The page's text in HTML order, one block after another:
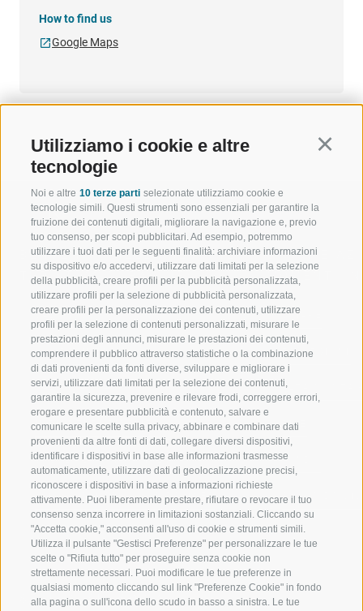
Utilizziamo i cookie e altre
tecnologie
Noi e altre 10 terze parti selezionate utilizziamo cookie e
tecnologie simili. Questi strumenti sono essenziali per garantire la
fruizione dei contenuti digitali, migliorare la navigazione e, previo
tuo consenso, per scopi pubblicitari. Ad esempio, potremmo
utilizzare i tuoi dati per le seguenti finalità: archiviare informazioni
su dispositivo e/o accedervi, utilizzare dati limitati per la selezione
della pubblicità, creare profili per la pubblicità personalizzata,
utilizzare profili per la selezione di pubblicità personalizzata,
creare profili per la personalizzazione dei contenuti, utilizzare
profili per la selezione di contenuti personalizzati, misurare le
prestazioni degli annunci, misurare le prestazioni dei contenuti,
comprendere il pubblico attraverso statistiche o la combinazione
di dati provenienti da fonti diverse, sviluppare e migliorare i
servizi, utilizzare dati limitati per la selezione dei contenuti,
garantire la sicurezza, prevenire e rilevare frodi, correggere errori,
erogare e presentare pubblicità e contenuto, salvare e
comunicare le scelte sulla privacy, abbinare e combinare dati
provenienti da altre fonti di dati, collegare diversi dispositivi,
identificare i dispositivi in base alle informazioni trasmesse
automaticamente, utilizzare dati di geolocalizzazione precisi,
riconoscere i dispositivi in base a informazioni richieste
attivamente. Puoi liberamente prestare, rifiutare o revocare il tuo
consenso senza incorrere in limitazioni sostanziali. Cliccando su
"Accetta cookie," acconsenti all'uso di cookie e strumenti simili.
Utilizza il pulsante "Gestisci Preferenze" per personalizzare le tue
scelte o "Rifiuta tutto" per proseguire senza cookie non
strettamente necessari. Puoi modificare le tue preferenze in
qualsiasi momento cliccando sul link "Preferenze Cookie" in fondo
alla pagina o sull'icona dello scudo in basso a sinistra. Le tue
How to find us
Google Maps
BENVENUTI NELLA REGIONE
TURISTICA DI RACINES
VAL GIOVO
VAL RACINES
VAL RIDANNA
IMPIANTI DI RISALITA
SCUOLA DI SCI RACINES
LUISL'S SKI SCHOOL A RACINES
SPORT E
MOMENTI
SCIARE
ESCURSIONI
ALTA
BIKE
FONDO
ACQUA DA
SEGUICI SUI SOCIAL